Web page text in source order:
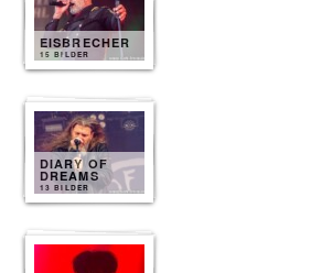
EISBRECHER
15 BILDER
DIARY OF
DREAMS
13 BILDER